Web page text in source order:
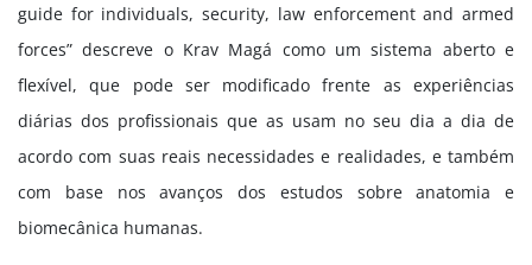
guide for individuals, security, law enforcement and armed
forces” descreve o Krav Magá como um sistema aberto e
flexível, que pode ser modificado frente as experiências
diárias dos profissionais que as usam no seu dia a dia de
acordo com suas reais necessidades e realidades, e também
com base nos avanços dos estudos sobre anatomia e
biomecânica humanas.